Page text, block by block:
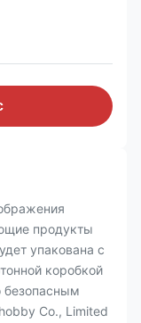
продукты
упакована с
коробкой
безопасным
Co., Limited